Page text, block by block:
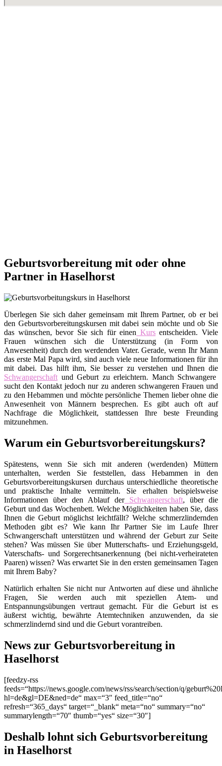
Geburtsvorbereitung mit oder ohne
Partner in Haselhorst
Überlegen Sie sich daher gemeinsam mit Ihrem Partner, ob er bei
den Geburtsvorbereitungskursen mit dabei sein möchte und ob Sie
das wünschen, bevor Sie sich für einen Kursentscheiden. Viele
Frauen wünschen sich die Unterstützung (in Form von
Anwesenheit) durch den werdenden Vater. Gerade, wenn Ihr Mann
das erste Mal Papa wird, sind auch viele neue Informationen für ihn
mit dabei. Das hilft ihm, Sie besser zu verstehen und Ihnen die
Schwangerschaft und Geburt zu erleichtern. Manch Schwangere
sucht den Kontakt jedoch nur zu anderen schwangeren Frauen und
zu den Hebammen und möchte persönliche Themen lieber ohne die
Anwesenheit von Männern besprechen. Es gibt auch oft auf
Nachfrage die Möglichkeit, stattdessen Ihre beste Freunding
mitzunehmen.
Warum ein Geburtsvorbereitungskurs?
Spätestens, wenn Sie sich mit anderen (werdenden) Müttern
unterhalten, werden Sie feststellen, dass Hebammen in den
Geburtsvorbereitungskursen durchaus unterschiedliche theoretische
und praktische Inhalte vermitteln. Sie erhalten beispielsweise
Informationen über den Ablauf derSchwangerschaft, über die
Geburt und das Wochenbett. Welche Möglichkeiten haben Sie, dass
Ihnen die Geburt möglichst leichtfällt? Welche schmerzlindernden
Methoden gibt es? Wie kann Ihr Partner Sie im Laufe Ihrer
Schwangerschaft unterstützen und während der Geburt zur Seite
stehen? Was müssen Sie über Mutterschafts- und Erziehungsgeld,
Vaterschafts- und Sorgerechtsanerkennung (bei nicht-verheirateten
Paaren) wissen? Was erwartet Sie in den ersten gemeinsamen Tagen
mit Ihrem Baby?
Natürlich erhalten Sie nicht nur Antworten auf diese und ähnliche
Fragen, Sie werden auch mit speziellen Atem- und
Entspannungsübungen vertraut gemacht. Für die Geburt ist es
äußerst wichtig, bewährte Atemtechniken anzuwenden, da sie
schmerzlindernd sind und die Geburt vorantreiben.
News zur Geburtsvorbereitung in
Haselhorst
[feedzy-rss
feeds=“https://news.google.com/news/rss/search/section/q/
hl=de&gl=DE&ned=de“ max=“3″ feed_title=“no“
refresh=“365_days“ target=“_blank“ meta=“no“ summary=“no“
summarylength=“70″ thumb=“yes“ size=“30″]
Deshalb lohnt sich Geburtsvorbereitung
in Haselhorst